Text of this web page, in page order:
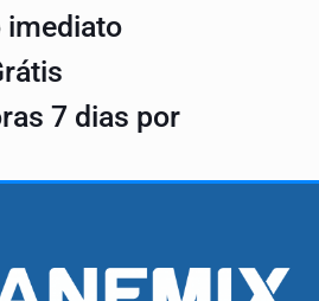
7 dias por